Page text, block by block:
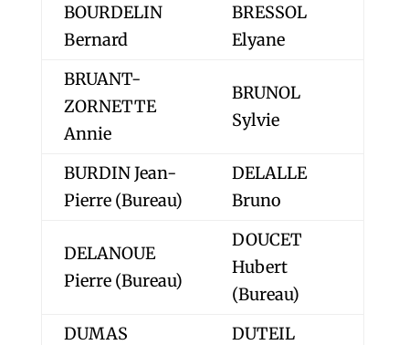
BOURDELIN
Bernard
BRESSOL
Elyane
BRUANT-
ZORNETTE
Annie
BRUNOL
Sylvie
BURDIN Jean-
Pierre (Bureau)
DELALLE
Bruno
DELANOUE
Pierre (Bureau)
DOUCET
Hubert
(Bureau)
DUMAS
DUTEIL